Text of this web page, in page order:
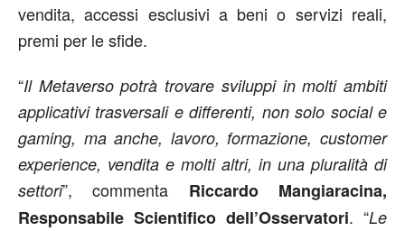
vendita, accessi esclusivi a beni o servizi reali,
premi per le sfide.
“Il Metaverso potrà trovare sviluppi in molti ambiti
applicativi trasversali e differenti, non solo social e
gaming, ma anche, lavoro, formazione, customer
experience, vendita e molti altri, in una pluralità di
settori”, commenta Riccardo Mangiaracina,
Responsabile Scientifico dell’Osservatori. “Le